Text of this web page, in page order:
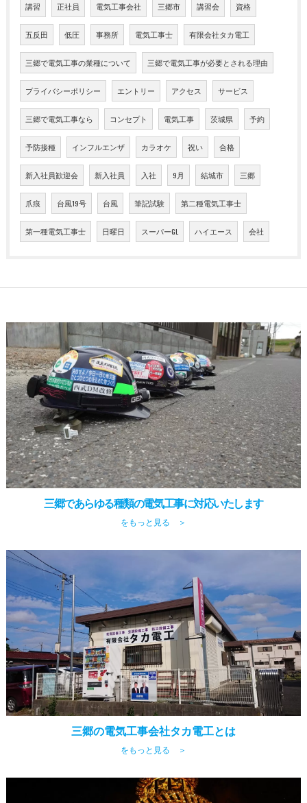
講習 正社員 電気工事会社 三郷市 講習会 資格
五反田 低圧 事務所 電気工事士 有限会社タカ電工
三郷で電気工事の業種について 三郷で電気工事が必要とされる理由
プライバシーポリシー エントリー アクセス サービス
三郷で電気工事なら コンセプト 電気工事 茨城県 予約
予防接種 インフルエンザ カラオケ 祝い 合格
新入社員歓迎会 新入社員 入社 9月 結城市 三郷
爪痕 台風19号 台風 筆記試験 第二種電気工事士
第一種電気工事士 日曜日 スーパーGL ハイエース 会社
三郷であらゆる種類の電気工事に対応いたします
をもっと見る ＞
三郷の電気工事会社タカ電工とは
をもっと見る ＞